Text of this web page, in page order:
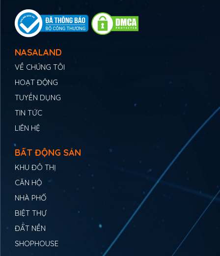
NASALAND
VỀ CHÚNG TÔI
HOẠT ĐỘNG
TUYỂN DỤNG
TIN TỨC
LIÊN HỆ
BẤT ĐỘNG SẢN
KHU ĐÔ THỊ
CĂN HỘ
NHÀ PHỐ
BIỆT THỰ
ĐẤT NỀN
SHOPHOUSE